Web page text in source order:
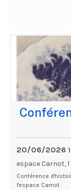
20/06/2026
espace Carnot,
Conférence
l'espace Carnot